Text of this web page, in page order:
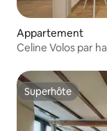
Appartement
Celine Volos par
Superhôte
Superhôte